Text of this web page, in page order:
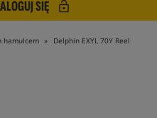
SIĘ
hamulcem Delphin EXYL 70Y Reel